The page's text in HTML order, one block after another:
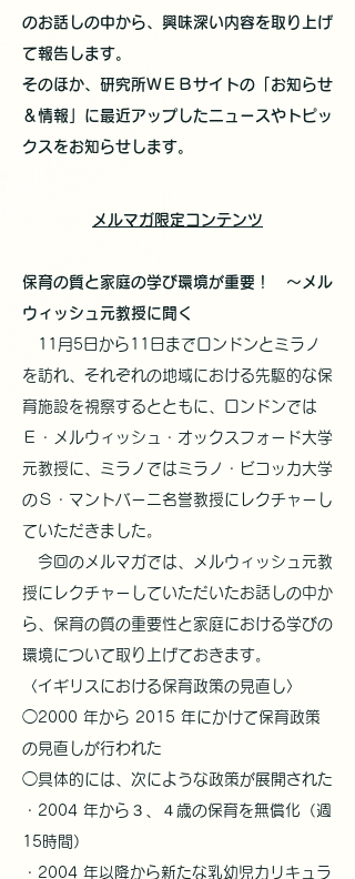
のお話しの中から、興味深い内容を取り上げ
て報告します。
そのほか、研究所ＷＥＢサイトの「お知らせ
＆情報」に最近アップしたニュースやトピッ
クスをお知らせします。
メルマガ限定コンテンツ
保育の質と家庭の学び環境が重要！ ～メル
ウィッシュ元教授に聞く
11月5日から11日までロンドンとミラノ
を訪れ、それぞれの地域における先駆的な保
育施設を視察するとともに、ロンドンでは
Ｅ・メルウィッシュ・オックスフォード大学
元教授に、ミラノではミラノ・ビコッカ大学
のＳ・マントバーニ名誉教授にレクチャーし
ていただきました。
今回のメルマガでは、メルウィッシュ元教
授にレクチャーしていただいたお話しの中か
ら、保育の質の重要性と家庭における学びの
環境について取り上げておきます。
〈イギリスにおける保育政策の見直し〉
◯2000 年から 2015 年にかけて保育政策
の見直しが行われた
◯具体的には、次にような政策が展開された
・2004 年から３、４歳の保育を無償化（週
15時間）
・2004 年以降から新たな乳幼児カリキュラ